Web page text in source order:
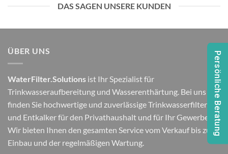
DAS SAGEN UNSERE KUNDEN
ÜBER UNS
WaterFilter.Solutions ist Ihr Spezialist für
Trinkwasseraufbereitung und Wasserenthärtung. Bei uns
finden Sie hochwertige und zuverlässige Trinkwasserfilter
und Entkalker für den Privathaushalt und für Ihr Gewerbe.
Wir bieten Ihnen den gesamten Service vom Verkauf bis zum
Einbau und der regelmäßigen Wartung.
Persönliche Beratung